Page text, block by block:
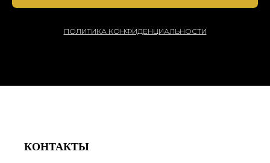
ПОЛИТИКА КОНФИДЕНЦИАЛЬНОСТИ
КОНТАКТЫ